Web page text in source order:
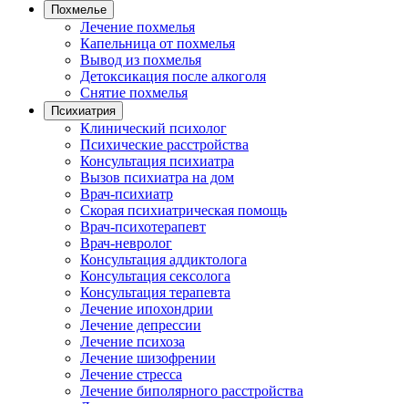
Похмелье
Лечение похмелья
Капельница от похмелья
Вывод из похмелья
Детоксикация после алкоголя
Снятие похмелья
Психиатрия
Клинический психолог
Психические расстройства
Консультация психиатра
Вызов психиатра на дом
Врач-психиатр
Скорая психиатрическая помощь
Врач-психотерапевт
Врач-невролог
Консультация аддиктолога
Консультация сексолога
Консультация терапевта
Лечение ипохондрии
Лечение депрессии
Лечение психоза
Лечение шизофрении
Лечение стресса
Лечение биполярного расстройства